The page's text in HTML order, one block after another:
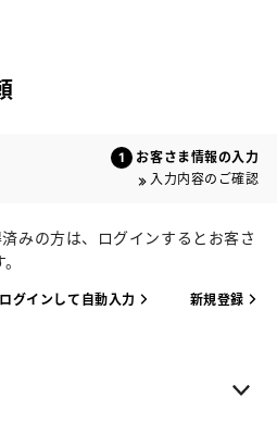
お客さま情報の入力
入力内容のご確認
済みの方は、ログインするとお客さ
ログインして自動入力 新規登録